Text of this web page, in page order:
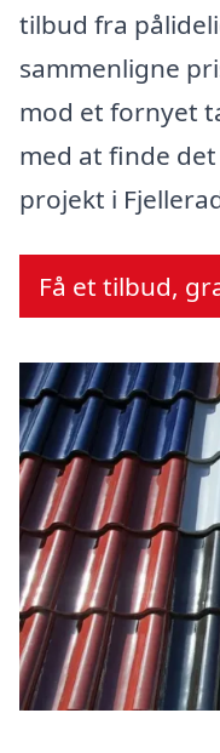
tilbud fra
sammenligne
mod et fornyet
med at finde
projekt i
Få et tilbud,